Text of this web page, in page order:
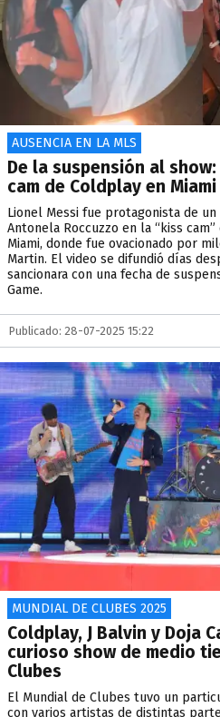
AUSENCIA EN LA MLS
De la suspensión al
cam de Coldplay en Miami
Lionel Messi fue protagonista de
Antonela Roccuzzo en la “kiss
Miami, donde fue ovacionado por
Martin. El video se difundió días
sancionara con una fecha de
Game.
Publicado: 28-07-2025 15:22
MUNDIAL DE CLUBES 2025
Coldplay, J Balvin y Doja
curioso show de medio
Clubes
El Mundial de Clubes tuvo un
con varios artistas de distintas